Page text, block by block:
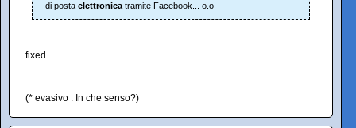
di posta elettronica tramite Facebook... o.o
fixed.
(* evasivo : In che senso?)